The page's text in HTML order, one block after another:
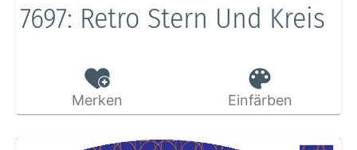
7697: Retro Stern Und Kreis
Merken Einfärben